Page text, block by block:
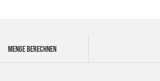
MENGE BERECHNEN